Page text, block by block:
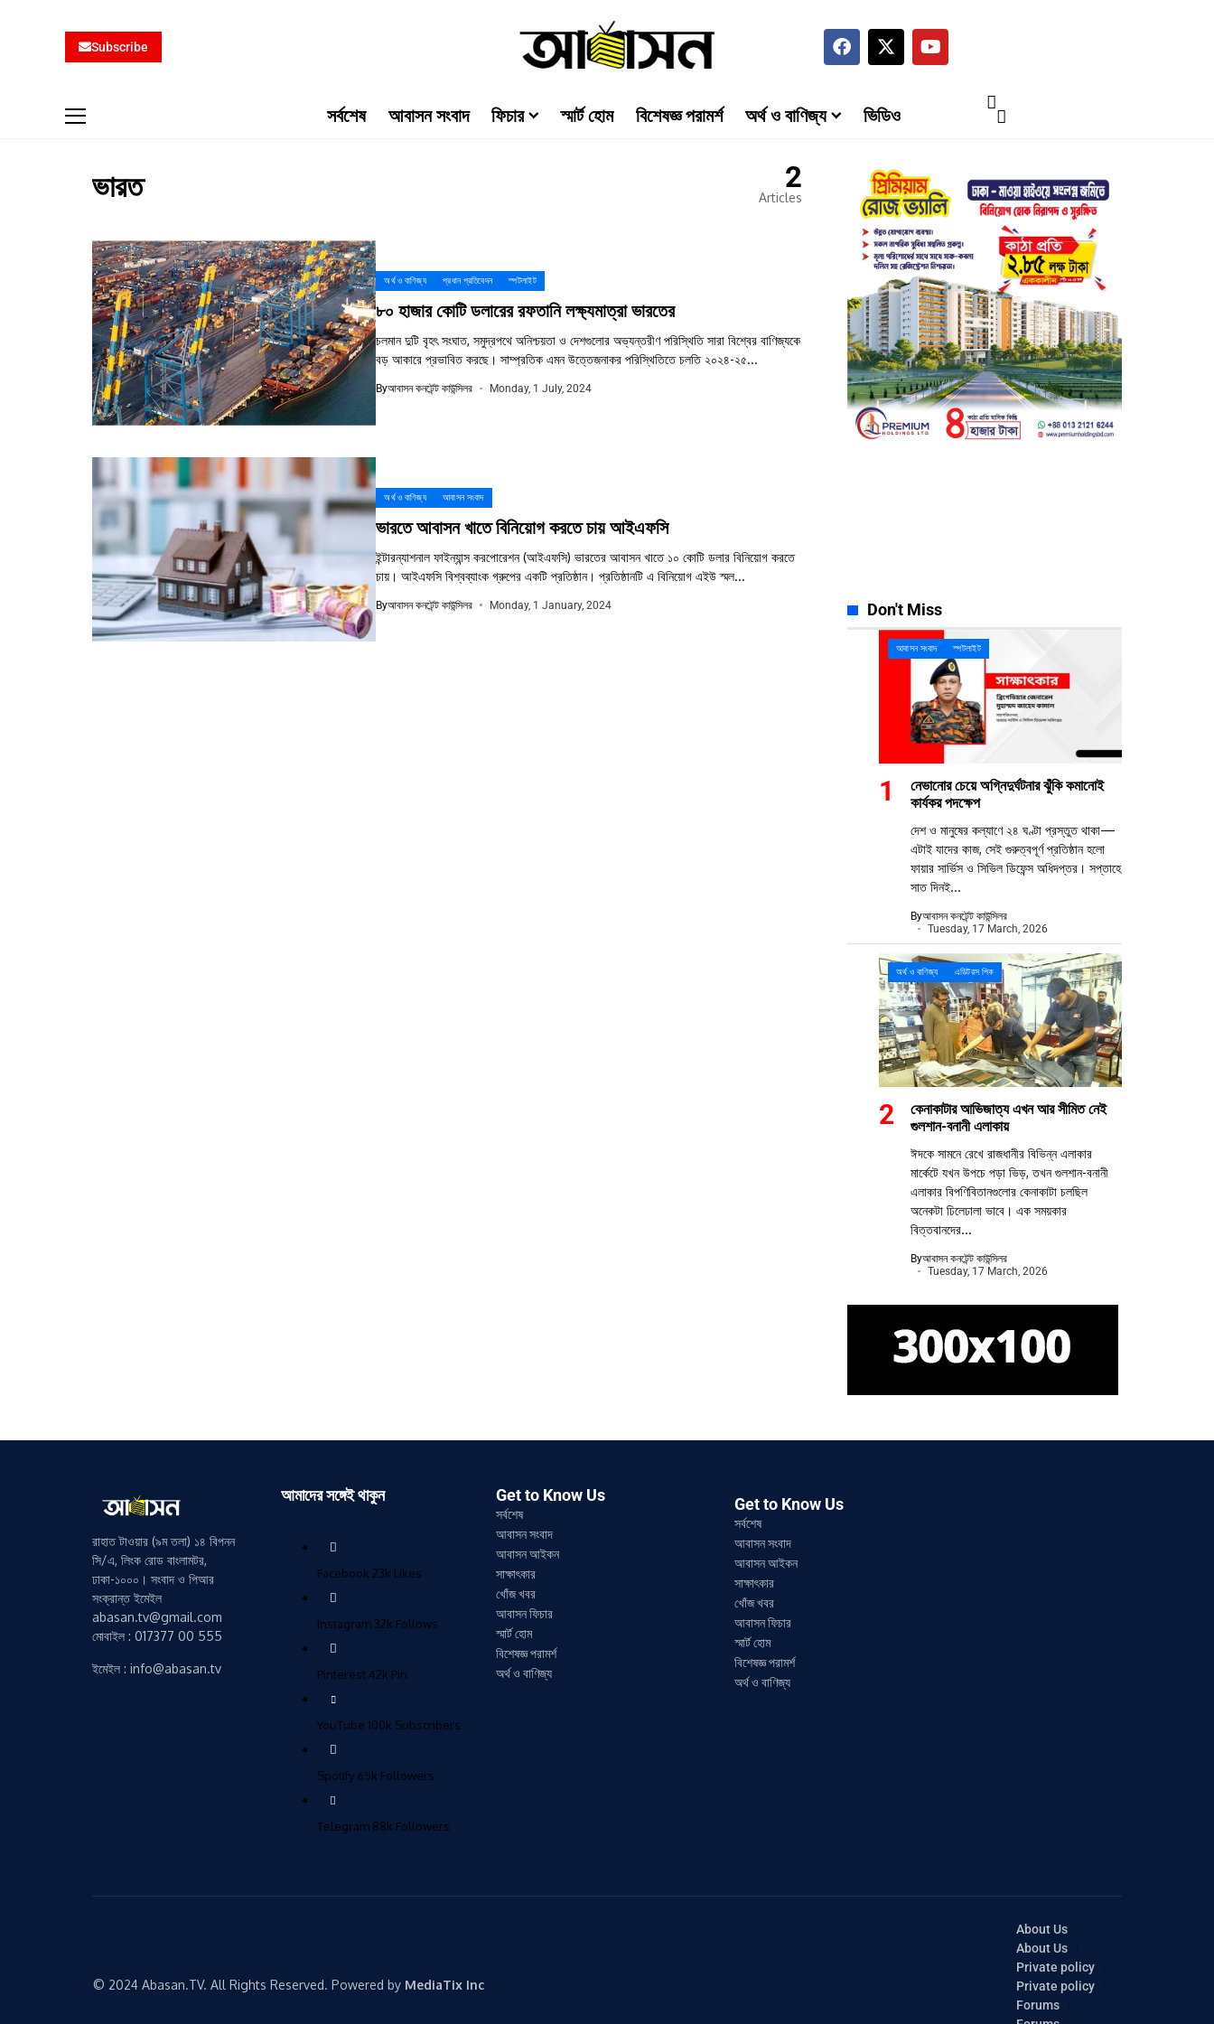
Subscribe
সর্বশেষ আবাসন সংবাদ ফিচার স্মার্ট হোম বিশেষজ্ঞ পরামর্শ অর্থ ও বাণিজ্য ভিডিও
ভারত 2
Articles
অর্থ ও বাণিজ্য প্রধান প্রতিবেদন স্পটলাইট
৮০ হাজার কোটি ডলারের রফতানি লক্ষ্যমাত্রা ভারতের
চলমান দুটি বৃহৎ সংঘাত, সমুদ্রপথে অনিশ্চয়তা ও দেশগুলোর অভ্যন্তরীণ পরিস্থিতি সারা বিশ্বের বাণিজ্যকে
বড় আকারে প্রভাবিত করছে। সাম্প্রতিক এমন উত্তেজনাকর পরিস্থিতিতে চলতি ২০২৪-২৫...
Byআবাসন কনটেন্ট কাউন্সিলর Monday, 1 July, 2024
অর্থ ও বাণিজ্য আবাসন সংবাদ
ভারতে আবাসন খাতে বিনিয়োগ করতে চায় আইএফসি
ইন্টারন্যাশনাল ফাইন্যান্স করপোরেশন (আইএফসি) ভারতের আবাসন খাতে ১০ কোটি ডলার বিনিয়োগ করতে
চায়। আইএফসি বিশ্বব্যাংক গ্রুপের একটি প্রতিষ্ঠান। প্রতিষ্ঠানটি এ বিনিয়োগ এইউ স্মল...
Byআবাসন কনটেন্ট কাউন্সিলর Monday, 1 January, 2024 Don't Miss
আবাসন সংবাদ স্পটলাইট
নেভানোর চেয়ে অগ্নিদুর্ঘটনার ঝুঁকি কমানোই
কার্যকর পদক্ষেপ
দেশ ও মানুষের কল্যাণে ২৪ ঘণ্টা প্রস্তুত থাকা—
এটাই যাদের কাজ, সেই গুরুত্বপূর্ণ প্রতিষ্ঠান হলো
ফায়ার সার্ভিস ও সিভিল ডিফেন্স অধিদপ্তর। সপ্তাহে
সাত দিনই...
Byআবাসন কনটেন্ট কাউন্সিলর
Tuesday, 17 March, 2026
অর্থ ও বাণিজ্য এডিটরস পিক
কেনাকাটার আভিজাত্য এখন আর সীমিত নেই
গুলশান-বনানী এলাকায়
ঈদকে সামনে রেখে রাজধানীর বিভিন্ন এলাকার
মার্কেটে যখন উপচে পড়া ভিড়, তখন গুলশান-বনানী
এলাকার বিপণিবিতানগুলোর কেনাকাটা চলছিল
অনেকটা ঢিলেঢালা ভাবে। এক সময়কার
বিত্তবানদের...
Byআবাসন কনটেন্ট কাউন্সিলর
Tuesday, 17 March, 2026
রাহাত টাওয়ার (৯ম তলা) ১৪ বিপনন
সি/এ, লিংক রোড বাংলামটর,
ঢাকা-১০০০। সংবাদ ও পিআর
সংক্রান্ত ইমেইল
abasan.tv@gmail.com
মোবাইল : 017377 00 555
ইমেইল : info@abasan.tv
আমাদের সঙ্গেই থাকুন
Facebook 23k Likes
Instagram 32k Follows
Pinterest 42k Pin
YouTube 100k Subscribers
Spotify 65k Followers
Telegram 88k Followers
Get to Know Us
সর্বশেষ
আবাসন সংবাদ
আবাসন আইকন
সাক্ষাৎকার
খোঁজ খবর
আবাসন ফিচার
স্মার্ট হোম
বিশেষজ্ঞ পরামর্শ
অর্থ ও বাণিজ্য
Get to Know Us
সর্বশেষ
আবাসন সংবাদ
আবাসন আইকন
সাক্ষাৎকার
খোঁজ খবর
আবাসন ফিচার
স্মার্ট হোম
বিশেষজ্ঞ পরামর্শ
অর্থ ও বাণিজ্য
© 2024 Abasan.TV. All Rights Reserved. Powered by MediaTix Inc
About Us
About Us
Private policy
Private policy
Forums